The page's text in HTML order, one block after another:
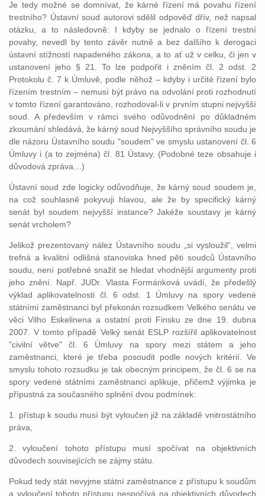
Je tedy možné se domnívat, že kárné řízení má povahu řízení
trestního? Ústavní soud autorovi sdělil odpověď dřív, než napsal
otázku, a to následovně: I kdyby se jednalo o řízení trestní
povahy, nevedl by tento závěr nutně a bez dalšího k derogaci
ústavní stížností napadeného zákona, a to ať už v celku, či jen v
ustanovení jeho § 21. To lze podpořit i zněním čl. 2 odst. 2
Protokolu č. 7 k Úmluvě, podle něhož – kdyby i určité řízení bylo
řízením trestním – nemusí být právo na odvolání proti rozhodnutí
v tomto řízení garantováno, rozhodoval-li v prvním stupni nejvyšší
soud. A především v rámci svého odůvodnění po důkladném
zkoumání shledává, že kárný soud Nejvyššího správního soudu je
dle názoru Ústavního soudu "soudem" ve smyslu ustanovení čl. 6
Úmluvy i (a to zejména) čl. 81 Ústavy. (Podobné teze obsahuje i
důvodová zpráva…)
Ústavní soud zde logicky odůvodňuje, že kárný soud soudem je,
na což souhlasně pokyvuji hlavou, ale že by specifický kárný
senát byl soudem nejvyšší instance? Jakéže soustavy je kárný
senát vrcholem?
Jelikož prezentovaný nález Ústavního soudu „si vysloužil“, velmi
trefná a kvalitní odlišná stanoviska hned pěti soudců Ústavního
soudu, není potřebné snažit se hledat vhodnější argumenty proti
jeho znění. Např. JUDr. Vlasta Formánková uvádí, že předešlý
výklad aplikovatelnosti čl. 6 odst. 1 Úmluvy na spory vedené
státními zaměstnanci byl překonán rozsudkem Velkého senátu ve
věci Vilho Eskelinena a ostatní proti Finsku ze dne 19. dubna
2007. V tomto případě Velký senát ESLP rozšířil aplikovatelnost
"civilní větve" čl. 6 Úmluvy na spory mezi státem a jeho
zaměstnanci, které je třeba posoudit podle nových kritérií. Ve
smyslu tohoto rozsudku je tak obecným principem, že čl. 6 se na
spory vedené státními zaměstnanci aplikuje, přičemž výjimka je
přípustná za současného splnění dvou podmínek:
1. přístup k soudu musí být vyloučen již na základě vnitrostátního
práva,
2. vyloučení tohoto přístupu musí spočívat na objektivních
důvodech souvisejících se zájmy státu.
Pokud tedy stát nevyjme státní zaměstnance z přístupu k soudům
a vyloučení tohoto přístupu nespočívá na objektivních důvodech